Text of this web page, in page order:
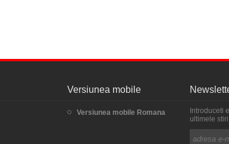
Versiunea mobile
Versiunea mobile Romana
Introduceti
ultimele